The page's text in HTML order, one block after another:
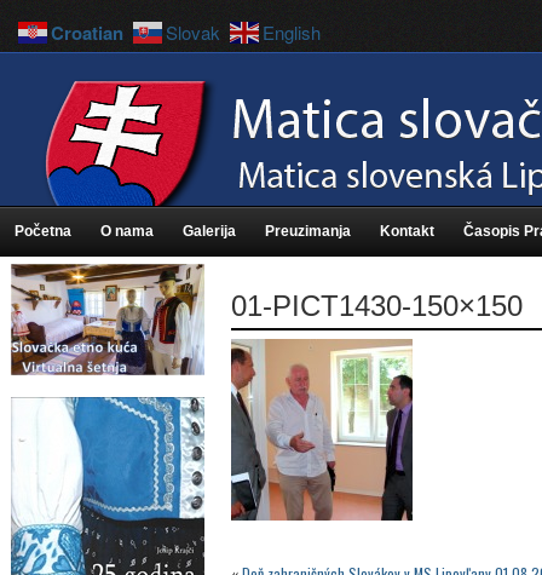
Početna O nama Galerija Preuzimanja Kontakt Časopis
01-PICT1430-150×150
Croatian Slovak English